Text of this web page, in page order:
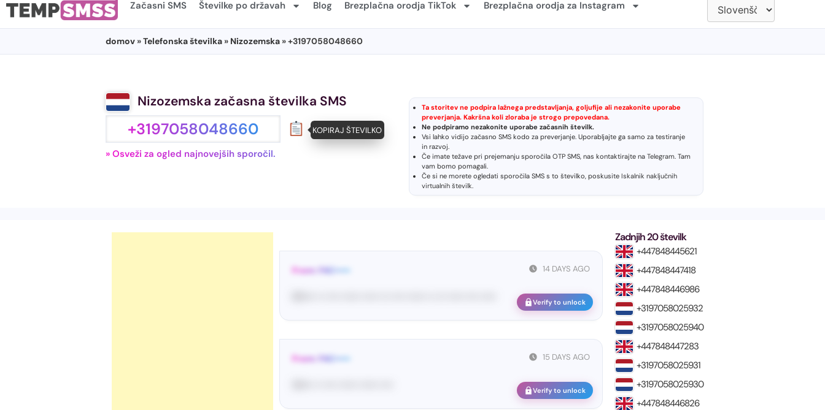
Začasni SMS Številke po državah Blog Brezplačna orodja TikTok Brezplačna orodja za Instagram
domov »Telefonska številka » Nizozemska » +3197058048660
Nizozemska začasna številka SMS
+3197058048660 KOPIRAJ ŠTEVILKO
» Osveži za ogled najnovejših sporočil.
Ta storitev ne podpira lažnega predstavljanja, goljufije ali nezakonite uporabe
preverjanja. Kakršna koli zloraba je strogo prepovedana.
Ne podpiramo nezakonite uporabe začasnih številk.
Vsi lahko vidijo začasno SMS kodo za preverjanje. Uporabljajte ga samo za testiranje
in razvoj.
Če imate težave pri prejemanju sporočila OTP SMS, nas kontaktirajte na Telegram. Tam
vam bomo pomagali.
Če si ne morete ogledati sporočila SMS s to številko, poskusite Iskalnik naključnih
virtualnih številk.
14 DAYS AGO
From: FAC•••••
Verify to unlock
15 DAYS AGO
From: FAC•••••
Verify to unlock
Zadnjih 20 številk
+447848445621
+447848447418
+447848446986
+3197058025932
+3197058025940
+447848447283
+3197058025931
+3197058025930
+447848446826